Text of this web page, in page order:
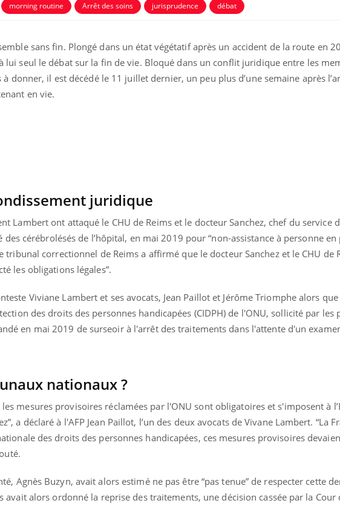
morning routine Arrêt des soins jurisprudence débat
sans fin. Plongé dans un état végétatif après un accident de la route en
lui seul le débat sur la fin de vie. Bloqué dans un conflit juridique entre les
donner, il est décédé le 11 juillet dernier, un peu plus d’une semaine après
en vie.
juridique
Lambert ont attaqué le CHU de Reims et le docteur Sanchez, chef du service
cérébrolésés de l’hôpital, en mai 2019 pour “non-assistance à personne en
tribunal correctionnel de Reims a affirmé que le docteur Sanchez et le CHU de
les obligations légales”.
Viviane Lambert et ses avocats, Jean Paillot et Jérôme Triomphe alors
des droits des personnes handicapées (CIDPH) de l'ONU, sollicité par les
en mai 2019 de surseoir à l'arrêt des traitements dans l'attente d'un
nationaux ?
mesures provisoires réclamées par l'ONU sont obligatoires et s'imposent à
a déclaré à l'AFP Jean Paillot, l’un des deux avocats de Vivane Lambert. “La
des droits des personnes handicapées, ces mesures provisoires
Agnès Buzyn, avait alors estimé ne pas être “pas tenue” de respecter cette
avait alors ordonné la reprise des traitements, une décision cassée par la Cour
Youtube
Un « jumeau numérique » pour
faciliter l’accès à la médecine
COUP DE FOOD sur